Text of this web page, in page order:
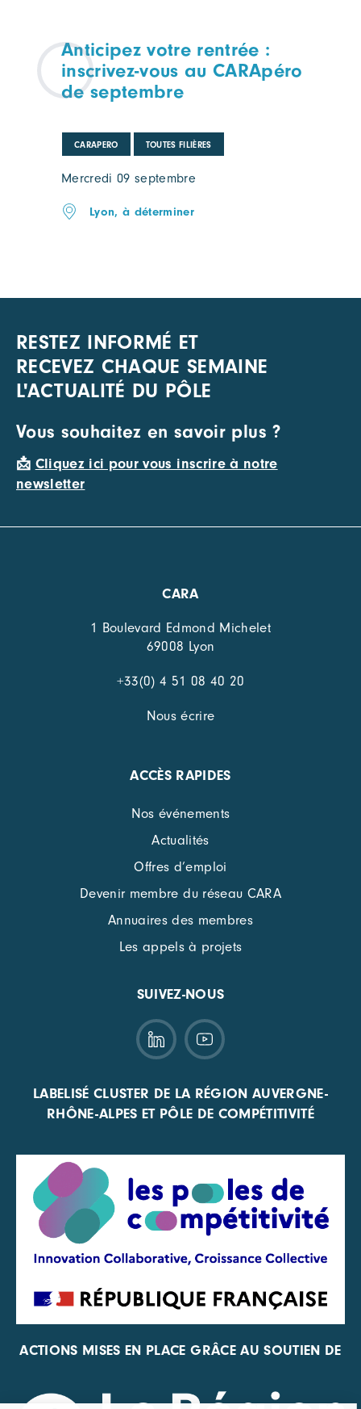
Anticipez votre rentrée :
inscrivez-vous au CARApéro
de septembre
CARAPERO TOUTES FILIÈRES
Mercredi 09 septembre
Lyon, à déterminer
RESTEZ INFORMÉ ET
RECEVEZ CHAQUE SEMAINE
L'ACTUALITÉ DU PÔLE
Vous souhaitez en savoir plus ?
📩 Cliquez ici pour vous inscrire à notre
newsletter
CARA
1 Boulevard Edmond Michelet
69008 Lyon
+33(0) 4 51 08 40 20
Nous écrire
ACCÈS RAPIDES
Nos événements
Actualités
Offres d’emploi
Devenir membre du réseau CARA
Annuaires des membres
Les appels à projets
SUIVEZ-NOUS
LABELISÉ CLUSTER DE LA RÉGION AUVERGNE-
RHÔNE-ALPES ET PÔLE DE COMPÉTITIVITÉ
ACTIONS MISES EN PLACE GRÂCE AU SOUTIEN DE